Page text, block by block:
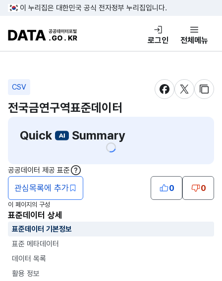
콘텐츠 바로가기
푸터 바로가기
이 누리집은 대한민국 공식 전자정부 누리집입니다.
DATA.GO.KR 공공데이터포털
로그인 전체메뉴
CSV
새창 열림새창 열림
새창
전국금연구역표준데이터
Quick
Summary
관심목록에 추가
공공데이터 제공 표준
도움말
0
0
이 페이지의 구성
표준데이터 상세
표준데이터 기본정보
표준 메타데이터
데이터 목록
활용 정보